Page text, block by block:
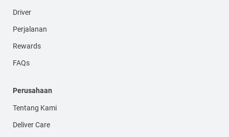
Driver
Perjalanan
Rewards
FAQs
Perusahaan
Tentang Kami
Deliver Care